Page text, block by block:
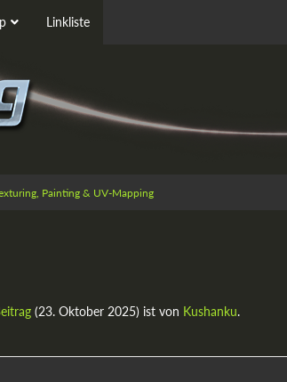
Linkliste
Painting & UV-Mapping
(23. Oktober 2025) ist von Kushanku.